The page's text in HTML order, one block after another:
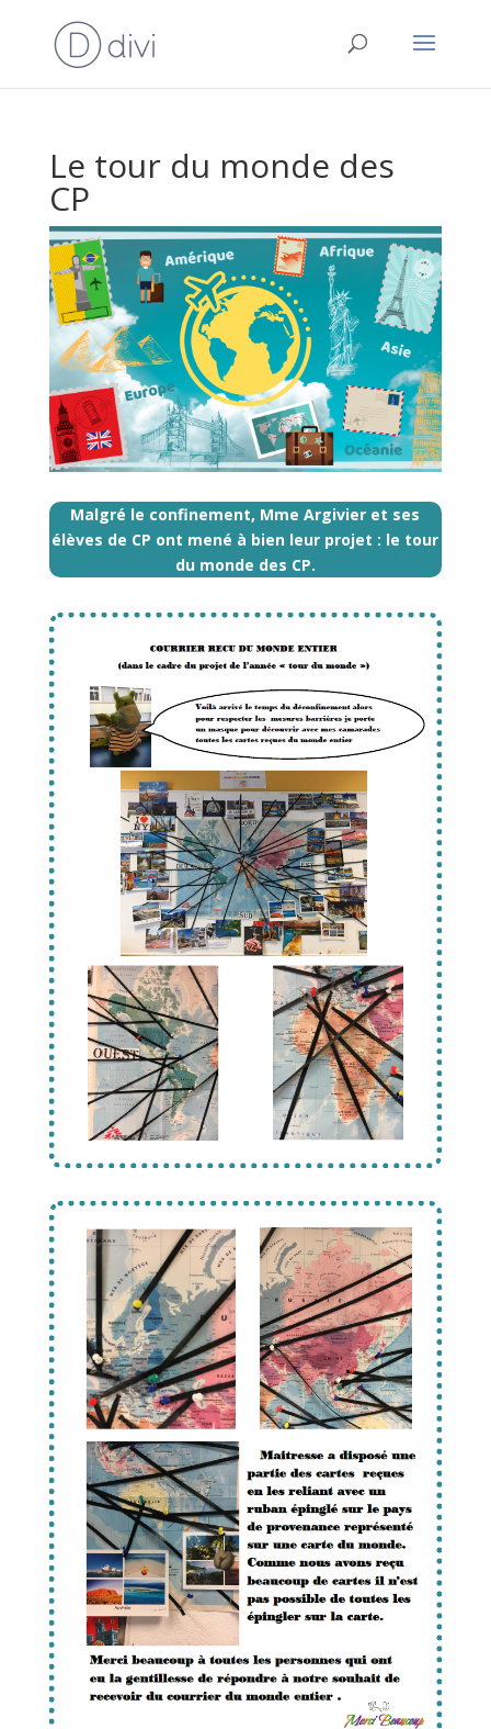
Le tour du monde des
CP
Malgré le confinement, Mme Argivier et ses
élèves de CP ont mené à bien leur projet : le tour
du monde des CP.